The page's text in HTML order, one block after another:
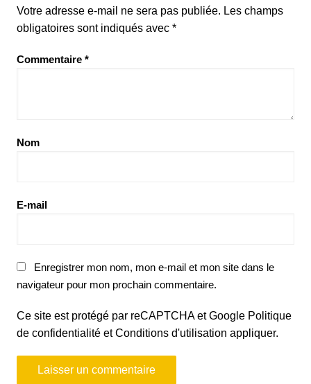
Votre adresse e-mail ne sera pas publiée. Les champs
obligatoires sont indiqués avec *
Commentaire *
Nom
E-mail
Enregistrer mon nom, mon e-mail et mon site dans le
navigateur pour mon prochain commentaire.
Ce site est protégé par reCAPTCHA et Google Politique
de confidentialitéetConditions d'utilisation appliquer.